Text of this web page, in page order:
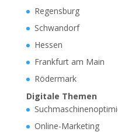
Regensburg
Schwandorf
Hessen
Frankfurt am Main
Rödermark
Digitale Themen
Online-Marketing